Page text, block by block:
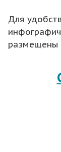
Для
размещены